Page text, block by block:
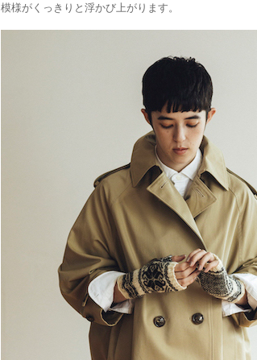
模様がくっきりと浮かび上がります。